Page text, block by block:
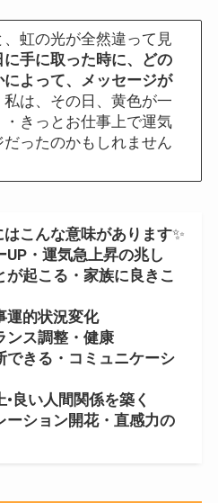
虹の光が全然違って見
に手に取った時に、どの
よって、メッセージが
私は、その日、黄色が一
きっとお仕事上で運気
ったのかもしれません
こんな意味があります✨
・運気急上昇の兆し
起こる・家族に良きこ
的状況変化
ス調整・健康
きる・コミュニケーシ
良い人間関係を築く
ション開花・直感力の